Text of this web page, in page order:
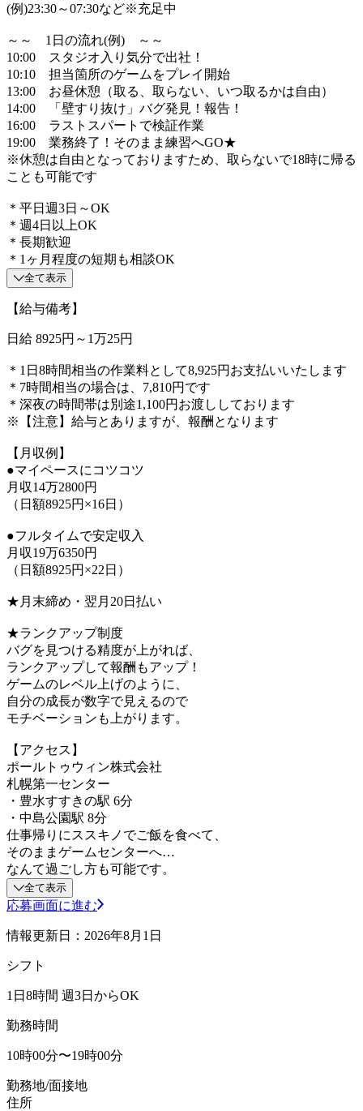
(例)23:30～07:30など※充足中
～～ 1日の流れ(例) ～～
10:00 スタジオ入り気分で出社！
10:10 担当箇所のゲームをプレイ開始
13:00 お昼休憩（取る、取らない、いつ取るかは自由）
14:00 「壁すり抜け」バグ発見！報告！
16:00 ラストスパートで検証作業
19:00 業務終了！そのまま練習へGO★
※休憩は自由となっておりますため、取らないで18時に帰る
ことも可能です
＊平日週3日～OK
＊週4日以上OK
＊長期歓迎
＊1ヶ月程度の短期も相談OK
全て表示
【給与備考】
日給 8925円～1万25円
＊1日8時間相当の作業料として8,925円お支払いいたします
＊7時間相当の場合は、7,810円です
＊深夜の時間帯は別途1,100円お渡ししております
※【注意】給与とありますが、報酬となります
【月収例】
●マイペースにコツコツ
月収14万2800円
（日額8925円×16日）
●フルタイムで安定収入
月収19万6350円
（日額8925円×22日）
★月末締め・翌月20日払い
★ランクアップ制度
バグを見つける精度が上がれば、
ランクアップして報酬もアップ！
ゲームのレベル上げのように、
自分の成長が数字で見えるので
モチベーションも上がります。
【アクセス】
ポールトゥウィン株式会社
札幌第一センター
・豊水すすきの駅 6分
・中島公園駅 8分
仕事帰りにススキノでご飯を食べて、
そのままゲームセンターへ…
なんて過ごし方も可能です。
全て表示
応募画面に進む
情報更新日：2026年8月1日
シフト
1日8時間 週3日からOK
勤務時間
10時00分〜19時00分
勤務地/面接地
住所